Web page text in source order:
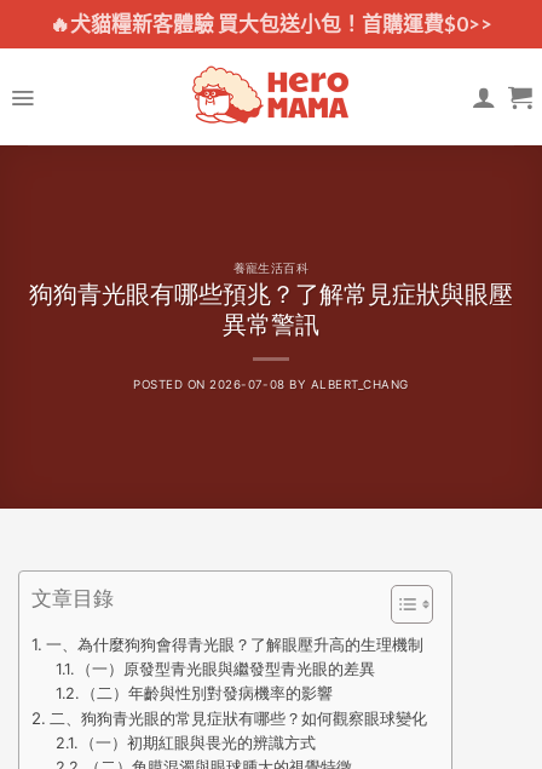
🔥犬貓糧新客體驗 買大包送小包！首購運費$0>>
養寵生活百科
狗狗青光眼有哪些預兆？了解常見症狀與眼壓
異常警訊
POSTED ON2026-07-08 BY ALBERT_CHANG
文章目錄
一、為什麼狗狗會得青光眼？了解眼壓升高的生理機制
（一）原發型青光眼與繼發型青光眼的差異
（二）年齡與性別對發病機率的影響
二、狗狗青光眼的常見症狀有哪些？如何觀察眼球變化
（一）初期紅眼與畏光的辨識方式